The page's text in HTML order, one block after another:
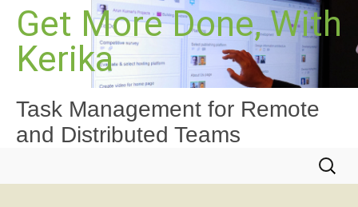
Μετάβαση
περιεχόμενο
Get More Done, With
Kerika
Task Management for Remote
and Distributed Teams
για: